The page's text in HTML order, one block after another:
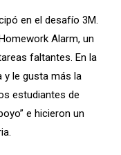
en el desafío 3M.
Alarm, un
faltantes. En la
y le gusta más la
estudiantes de
e hicieron un